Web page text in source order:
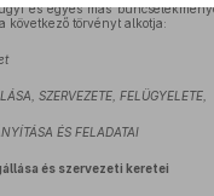
és egyes más
következő törvényt alkotja:
SZERVEZETE, FELÜGYELETE,
ÉS FELADATAI
és szervezeti keretei